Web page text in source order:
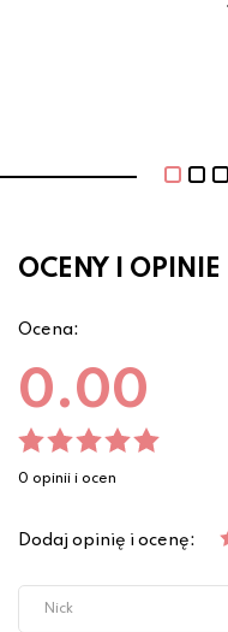
OCENY I OPINIE
Ocena:
0.00
0 opinii i ocen
Dodaj opinię i ocenę: